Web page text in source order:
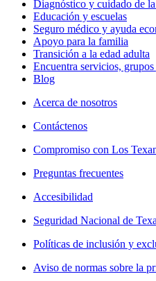
Diagnóstico y cuidado de
Educación y escuelas
Seguro médico y ayuda
Apoyo para la familia
Transición a la edad adulta
Encuentra servicios,
Blog
Acerca de nosotros
Contáctenos
Compromiso con Los
Preguntas frecuentes
Accesibilidad
Seguridad Nacional de
Políticas de inclusión y
Aviso de normas sobre la